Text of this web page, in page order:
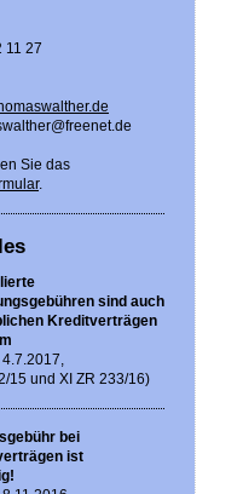
11 27
Sie das
.
sind auch
Kreditverträgen
4.7.2017,
15 und XI ZR 233/16)
bei
ist